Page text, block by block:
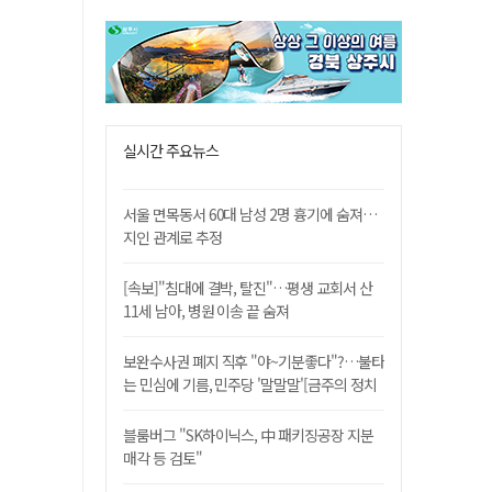
실시간 주요뉴스
서울 면목동서 60대 남성 2명 흉기에 숨져…
지인 관계로 추정
[속보]"침대에 결박, 탈진"…평생 교회서 산
11세 남아, 병원 이송 끝 숨져
보완수사권 폐지 직후 "야~기분좋다"?…불타
는 민심에 기름, 민주당 '말말말'[금주의 정치
블룸버그 "SK하이닉스, 中 패키징공장 지분
매각 등 검토"